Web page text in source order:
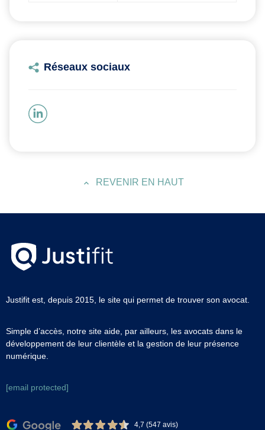
Réseaux sociaux
REVENIR EN HAUT
Justifit est, depuis 2015, le site qui permet de trouver son avocat.
Simple d’accès, notre site aide, par ailleurs, les avocats dans le
développement de leur clientèle et la gestion de leur présence
numérique.
[email protected]
4,7 (547 avis)